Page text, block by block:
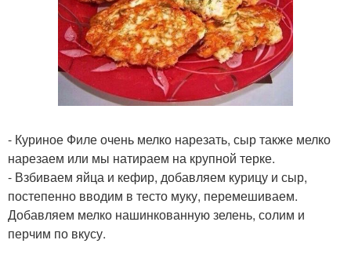
- Куриное Филе очень мелко нарезать, сыр также мелко
нарезаем или мы натираем на крупной терке.
- Взбиваем яйца и кефир, добавляем курицу и сыр,
постепенно вводим в тесто муку, перемешиваем.
Добавляем мелко нашинкованную зелень, солим и
перчим по вкусу.